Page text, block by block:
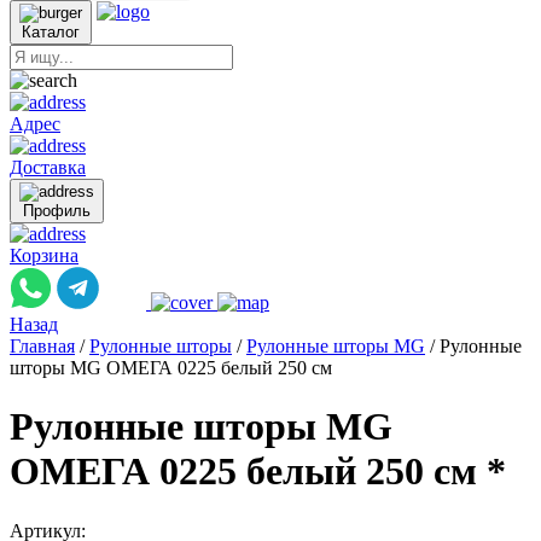
Каталог
Адрес
Доставка
Профиль
Корзина
Назад
Главная / Рулонные шторы / Рулонные шторы MG / Рулонные
шторы MG ОМЕГА 0225 белый 250 см
Рулонные шторы MG
ОМЕГА 0225 белый 250 см *
Артикул: